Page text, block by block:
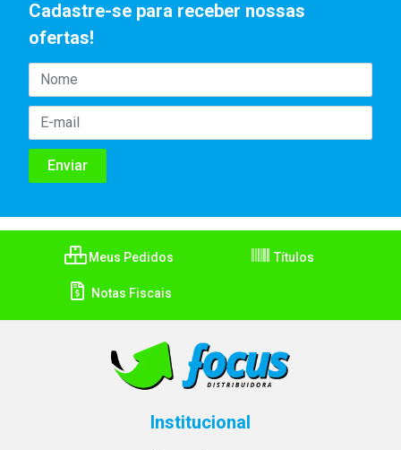
Cadastre-se para receber nossas
ofertas!
Meus Pedidos Títulos
Notas Fiscais
Institucional